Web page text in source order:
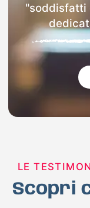
"soddisfatti
LE
Scopri